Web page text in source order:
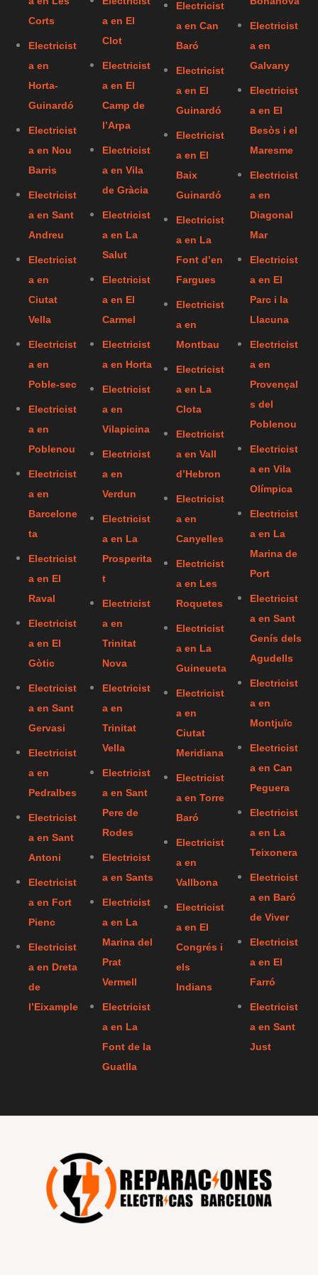
Corts
Electricist
a en
Horta-
Guinardó
Electricist
a en Nou
Barris
Electricist
a en Sant
Andreu
Electricist
a en
Ciutat
Vella
Electricist
a en
Poble-sec
Electricist
a en
Poblenou
Electricist
a en
Barcelone
ta
Electricist
a en El
Raval
Electricist
a en El
Gòtic
Electricist
a en Sant
Gervasi
Electricist
a en
Pedralbes
Electricist
a en Sant
Antoni
Electricist
a en Fort
Pienc
Electricist
a en Dreta
de
l’Eixample
a en El
Clot
Electricist
a en El
Camp de
l’Arpa
Electricist
a en Vila
de Gràcia
Electricist
a en La
Salut
Electricist
a en El
Carmel
Electricist
a en Horta
Electricist
a en
Vilapicina
Electricist
a en
Verdun
Electricist
a en La
Prosperita
t
Electricist
a en
Trinitat
Nova
Electricist
a en
Trinitat
Vella
Electricist
a en Sant
Pere de
Rodes
Electricist
a en Sants
Electricist
a en La
Marina del
Prat
Vermell
Electricist
a en La
Font de la
Guatlla
Electricist
a en Can
Baró
Electricist
a en El
Guinardó
Electricist
a en El
Baix
Guinardó
Electricist
a en La
Font d’en
Fargues
Electricist
a en
Montbau
Electricist
a en La
Clota
Electricist
a en Vall
d’Hebron
Electricist
a en
Canyelles
Electricist
a en Les
Roquetes
Electricist
a en La
Guineueta
Electricist
a en
Ciutat
Meridiana
Electricist
a en Torre
Baró
Electricist
a en
Vallbona
Electricist
a en El
Congrés i
els
Indians
Electricist
a en
Galvany
Electricist
a en El
Besòs i el
Maresme
Electricist
a en
Diagonal
Mar
Electricist
a en El
Parc i la
Llacuna
Electricist
a en
Provençal
s del
Poblenou
Electricist
a en Vila
Olímpica
Electricist
a en La
Marina de
Port
Electricist
a en Sant
Genís dels
Agudells
Electricist
a en
Montjuïc
Electricist
a en Can
Peguera
Electricist
a en La
Teixonera
Electricist
a en Baró
de Viver
Electricist
a en El
Farró
Electricist
a en Sant
Just